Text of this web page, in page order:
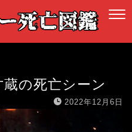
蔵の死亡シーン
2022年12月6日